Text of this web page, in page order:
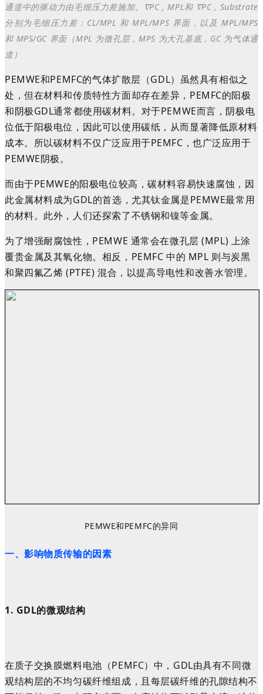
通道中的驱动力由毛细压力差施加。∇PC , MPL和 ∇PC , Substrate
分别为毛细压力差：CL/MPL 和 MPL/MPS 界面，以及 MPL/MPS
和 MPS/GC 界面（MPL 为微孔层，MPS 为大孔基底，GC 为气体通
道）
PEMWE和PEMFC的气体扩散层（GDL）虽然具有相似之
处，但在材料和传质特性方面却存在差异，PEMFC的阳极
和阴极GDL通常都使用碳材料。对于PEMWE而言，阴极电
位低于阳极电位，因此可以使用碳纸，从而显著降低原材料
成本。所以碳材料不仅广泛应用于PEMFC，也广泛应用于
PEMWE阴极。
而由于PEMWE的阳极电位较高，碳材料容易快速腐蚀，因
此金属材料成为GDL的首选 ， 尤其钛金属是PEMWE最常用
的材料。此外，人们还探索了不锈钢和镍等金属。
为了增强耐腐蚀性，PEMWE 通常会在微孔层 (MPL) 上涂
覆贵金属及其氧化物。相反，PEMFC 中的 MPL 则与炭黑
和聚四氟乙烯 (PTFE) 混合，以提高导电性和改善水管理。
PEMWE和PEMFC的异同
一、影响物质传输的因素
1. GDL的微观结构
在质子交换膜燃料电池（PEMFC）中，GDL由具有不同微
观结构层的不均匀碳纤维组成，且每层碳纤维的孔隙结构不